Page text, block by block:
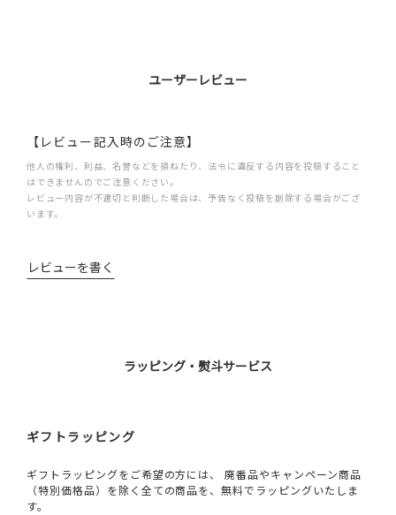
ユーザーレビュー
【レビュー記入時のご注意】
他人の権利、利益、名誉などを損ねたり、法令に違反する内容を投稿すること
はできませんのでご注意ください。
レビュー内容が不適切と判断した場合は、予告なく投稿を削除する場合がござ
います。
レビューを書く
ラッピング・熨斗サービス
ギフトラッピング
ギフトラッピングをご希望の方には、 廃番品やキャンペーン商品
（特別価格品）を除く全ての商品を、無料でラッピングいたしま
す。